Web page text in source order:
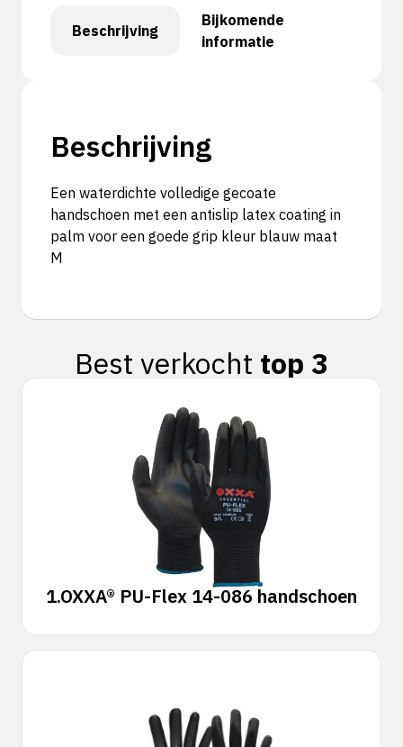
Beschrijving
Bijkomende
informatie
Beschrijving
Een waterdichte volledige gecoate
handschoen met een antislip latex coating in
palm voor een goede grip kleur blauw maat
M
Best verkocht top 3
1.OXXA® PU-Flex 14-086 handschoen